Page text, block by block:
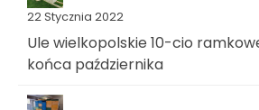
22 Stycznia 2022
Ule wielkopolskie 10-cio
końca października